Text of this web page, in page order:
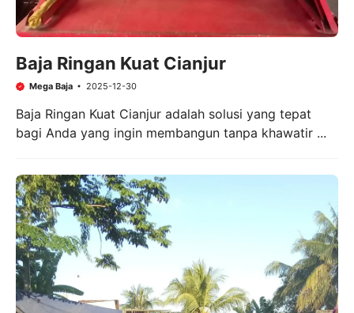
Baja Ringan Kuat Cianjur
Mega Baja 2025-12-30
Baja Ringan Kuat Cianjur adalah solusi yang tepat
bagi Anda yang ingin membangun tanpa khawatir ...